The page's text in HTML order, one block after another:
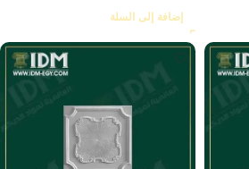
إضافة إلى السلة